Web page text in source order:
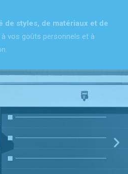
de styles, de matériaux et de
vos goûts personnels et à